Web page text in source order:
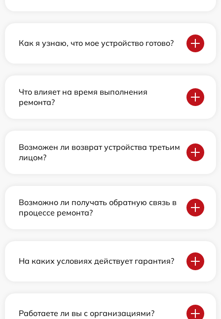
Как я узнаю, что мое устройство готово?
Что влияет на время выполнения
ремонта?
Возможен ли возврат устройства третьим
лицом?
Возможно ли получать обратную связь в
процессе ремонта?
На каких условиях действует гарантия?
Работаете ли вы с организациями?